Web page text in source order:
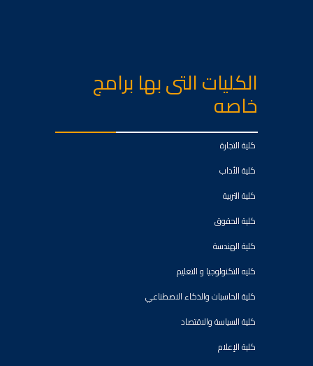
الكليات التى بها برامج
خاصه
كلية التجارة
كلية الأداب
كلية التربية
كلية الحقوق
كلية الهندسة
كليه التكنولوجيا و التعليم
كلية الحاسبات والذكاء الاصطناعي
كلية السياسة والاقتصاد
كلية الإعلام